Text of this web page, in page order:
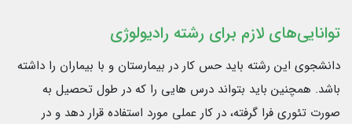
توانایی‌های لازم برای رشته رادیولوژی
دانشجوی این رشته باید حس کار در بیمارستان و با بیماران را داشته
باشد. همچنین باید بتواند درس هایی را که در طول تحصیل به
صورت تئوری فرا گرفته، در کار عملی مورد استفاده قرار دهد و در